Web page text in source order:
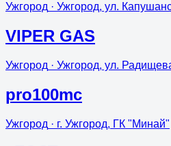
Ужгород · Ужгород, ул.
VIPER GAS
Ужгород · Ужгород, ул.
pro100mc
Ужгород · г. Ужгород, ГК "Минай"